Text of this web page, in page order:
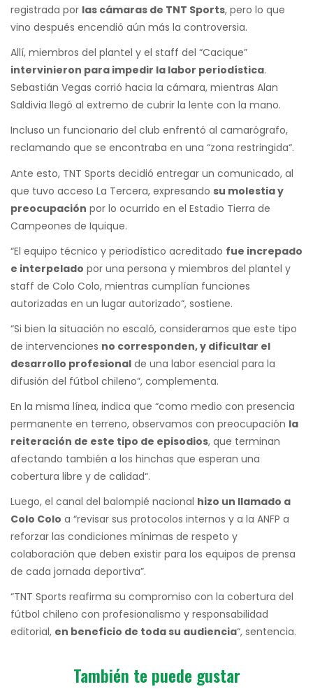
registrada por las cámaras de TNT Sports, pero lo que
vino después encendió aún más la controversia.
Allí, miembros del plantel y el staff del “Cacique”
intervinieron para impedir la labor periodística.
Sebastián Vegas corrió hacia la cámara, mientras Alan
Saldivia llegó al extremo de cubrir la lente con la mano.
Incluso un funcionario del club enfrentó al camarógrafo,
reclamando que se encontraba en una “zona restringida“.
Ante esto, TNT Sports decidió entregar un comunicado, al
que tuvo acceso La Tercera, expresando su molestia y
preocupación por lo ocurrido en el Estadio Tierra de
Campeones de Iquique.
“El equipo técnico y periodístico acreditado fue increpado
e interpelado por una persona y miembros del plantel y
staff de Colo Colo, mientras cumplían funciones
autorizadas en un lugar autorizado“, sostiene.
“Si bien la situación no escaló, consideramos que este tipo
de intervenciones no corresponden, y dificultar el
desarrollo profesional de una labor esencial para la
difusión del fútbol chileno”, complementa.
En la misma línea, indica que “como medio con presencia
permanente en terreno, observamos con preocupación la
reiteración de este tipo de episodios, que terminan
afectando también a los hinchas que esperan una
cobertura libre y de calidad“.
Luego, el canal del balompié nacional hizo un llamado a
Colo Colo a “revisar sus protocolos internos y a la ANFP a
reforzar las condiciones mínimas de respeto y
colaboración que deben existir para los equipos de prensa
de cada jornada deportiva”.
“TNT Sports reafirma su compromiso con la cobertura del
fútbol chileno con profesionalismo y responsabilidad
editorial, en beneficio de toda su audiencia“, sentencia.
También te puede gustar